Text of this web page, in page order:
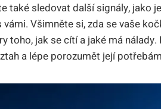
také sledovat další signály, jako
Všimněte si, zda se vaše
toho, jak se cítí a jaké má
a lépe porozumět její